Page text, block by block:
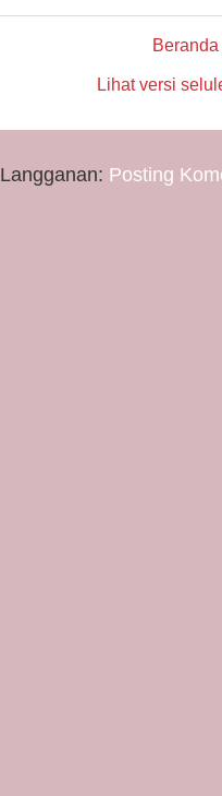
Beranda
Lihat versi
Langganan: Posting